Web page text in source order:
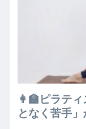
👩‍🏫ピラテ
となく苦手